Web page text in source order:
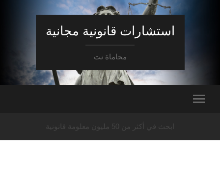
استشارات قانونية مجانية
محاماة نت
ابحث في أكثر من 50 مليون معلومة قانونية